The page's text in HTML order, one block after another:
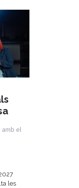
amb el
les